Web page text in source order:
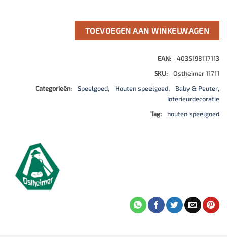
TOEVOEGEN AAN WINKELWAGEN
EAN:
4035198117113
SKU:
Ostheimer 11711
Categorieën:
Speelgoed, Houten speelgoed, Baby & Peuter,
Interieurdecoratie
Tag:
houten speelgoed